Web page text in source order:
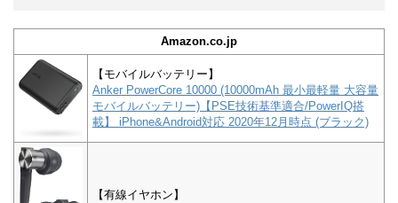
Amazon.co.jp
【モバイルバッテリー】
Anker PowerCore 10000 (10000mAh 最小最軽量 大容量
モバイルバッテリー)【PSE技術基準適合/PowerIQ搭
載】 iPhone&Android対応 2020年12月時点 (ブラック)
【有線イヤホン】